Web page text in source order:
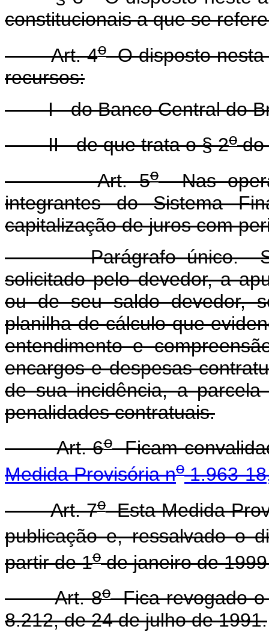
constitucionais a que se
Art. 4oO disposto nesta
recursos:
I - do Banco Central do
II - de que trata o § 2odo
Art. 5oNas
integrantes do Sistema
capitalização de juros com
Parágrafo único.
solicitado pelo devedor, a
ou de seu saldo devedor,
planilha de cálculo que
entendimento e
encargos e despesas
de sua incidência, a
penalidades contratuais.
Art. 6oFicam
Medida Provisória no1.963-
Art. 7oEsta Medida
publicação e, ressalvado o
partir de 1ode janeiro de
Art. 8oFica revogado o
8.212, de 24 de julho de 1991.